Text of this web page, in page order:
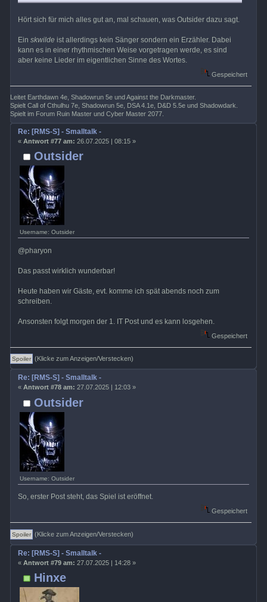
Hört sich für mich alles gut an, mal schauen, was Outsider dazu sagt.
Ein skwildeist allerdings kein Sänger sondern ein Erzähler. Dabei
kann es in einer rhythmischen Weise vorgetragen werde, es sind
aber keine Lieder im eigentlichen Sinne des Wortes.
Gespeichert
Leitet Earthdawn 4e, Shadowrun 5e und Against the Darkmaster.
Spielt Call of Cthulhu 7e, Shadowrun 5e, DSA 4.1e, D&D 5.5e und Shadowdark.
Spielt im Forum Ruin Master und Cyber Master 2077.
Outsider
Username: Outsider
Re: [RMS-S] - Smalltalk -
« Antwort #77 am: 26.07.2025 | 08:15 »
@pharyon
Das passt wirklich wunderbar!
Heute haben wir Gäste, evt. komme ich spät abends noch zum
schreiben.
Ansonsten folgt morgen der 1. IT Post und es kann losgehen.
Gespeichert
(Klicke zum Anzeigen/Verstecken)
Outsider
Username: Outsider
Re: [RMS-S] - Smalltalk -
« Antwort #78 am: 27.07.2025 | 12:03 »
So, erster Post steht, das Spiel ist eröffnet.
Gespeichert
(Klicke zum Anzeigen/Verstecken)
Hinxe
Re: [RMS-S] - Smalltalk -
« Antwort #79 am: 27.07.2025 | 14:28 »